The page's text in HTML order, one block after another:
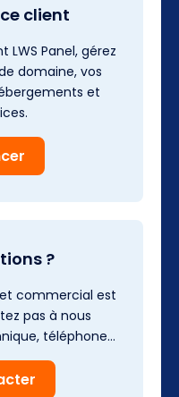
client
LWS Panel, gérez
domaine, vos
et
?
commercial est
pas à nous
téléphone…